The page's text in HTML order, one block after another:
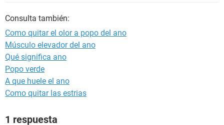
Consulta también:
Como quitar el olor a popo del ano
Músculo elevador del ano
Qué significa ano
Popo verde
A que huele el ano
Como quitar las estrias
1 respuesta